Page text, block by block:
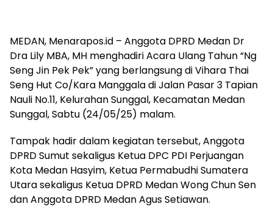
MEDAN, Menarapos.id – Anggota DPRD Medan Dr
Dra Lily MBA, MH menghadiri Acara Ulang Tahun “Ng
Seng Jin Pek Pek” yang berlangsung di Vihara Thai
Seng Hut Co/Kara Manggala di Jalan Pasar 3 Tapian
Nauli No.11, Kelurahan Sunggal, Kecamatan Medan
Sunggal, Sabtu (24/05/25) malam.
Tampak hadir dalam kegiatan tersebut, Anggota
DPRD Sumut sekaligus Ketua DPC PDI Perjuangan
Kota Medan Hasyim, Ketua Permabudhi Sumatera
Utara sekaligus Ketua DPRD Medan Wong Chun Sen
dan Anggota DPRD Medan Agus Setiawan.